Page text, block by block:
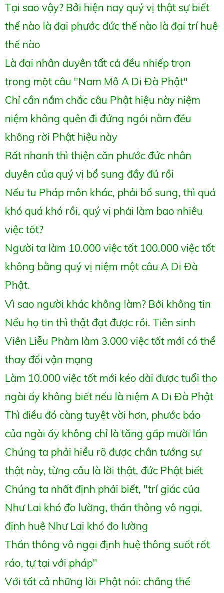
Tại sao vậy? Bởi hiện nay quý vị thật sự biết
thế nào là đại phước đức thế nào là đại trí huệ
thế nào
Là đại nhân duyên tất cả đều nhiếp trọn
trong một câu "Nam Mô A Di Đà Phật"
Chỉ cần nắm chắc câu Phật hiệu này niệm
niệm không quên đi đứng ngồi nằm đều
không rời Phật hiệu này
Rất nhanh thì thiện căn phước đức nhân
duyên của quý vị bổ sung đầy đủ rồi
Nếu tu Pháp môn khác, phải bổ sung, thì quá
khó quá khó rồi, quý vị phải làm bao nhiêu
việc tốt?
Người ta làm 10.000 việc tốt 100.000 việc tốt
không bằng quý vị niệm một câu A Di Đà
Phật.
Vì sao người khác không làm? Bởi không tin
Nếu họ tin thì thật đạt được rồi. Tiên sinh
Viên Liễu Phàm làm 3.000 việc tốt mới có thể
thay đổi vận mạng
Làm 10.000 việc tốt mới kéo dài được tuổi thọ
ngài ấy không biết nếu là niệm A Di Đà Phật
Thì điều đó càng tuyệt vời hơn, phước báo
của ngài ấy không chỉ là tăng gấp mười lần
Chúng ta phải hiểu rõ được chân tướng sự
thật này, từng câu là lời thật, đức Phật biết
Chúng ta nhất định phải biết, "trí giác của
Như Lai khó đo lường, thần thông vô ngại,
định huệ Như Lai khó đo lường
Thần thông vô ngại định huệ thông suốt rốt
ráo, tự tại với pháp"
Với tất cả những lời Phật nói: chẳng thể